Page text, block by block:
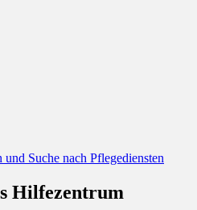
Informationen
Pflegediensten
Hilfezentrum